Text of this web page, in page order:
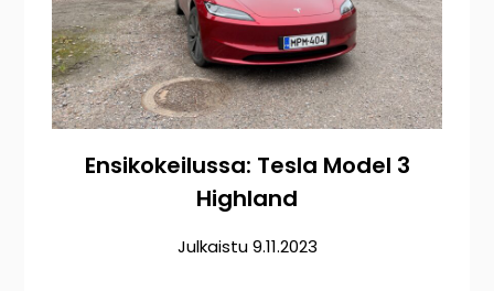
Ensikokeilussa: Tesla Model 3
Highland
Julkaistu9.11.2023